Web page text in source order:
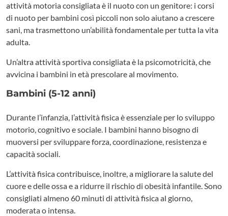
attività motoria consigliata è il nuoto con un genitore: i corsi
di nuoto per bambini così piccoli non solo aiutano a crescere
sani, ma trasmettono un’abilità fondamentale per tutta la vita
adulta.
Un’altra attività sportiva consigliata è la psicomotricità, che
avvicina i bambini in età prescolare al movimento.
Bambini (5-12 anni)
Durante l’infanzia, l’attività fisica è essenziale per lo sviluppo
motorio, cognitivo e sociale. I bambini hanno bisogno di
muoversi per sviluppare forza, coordinazione, resistenza e
capacità sociali.
L’attività fisica contribuisce, inoltre, a migliorare la salute del
cuore e delle ossa e a ridurre il rischio di obesità infantile. Sono
consigliati almeno 60 minuti di attività fisica al giorno,
moderata o intensa.